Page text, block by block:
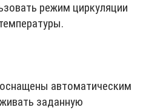
режим циркуляции
автоматическим
заданную